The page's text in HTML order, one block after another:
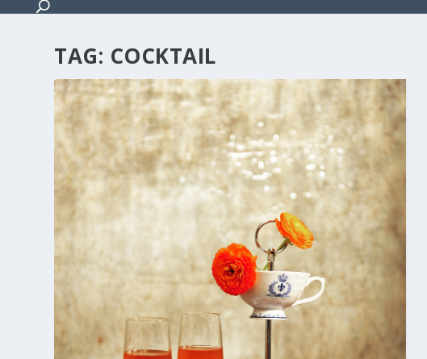
TAG: COCKTAIL